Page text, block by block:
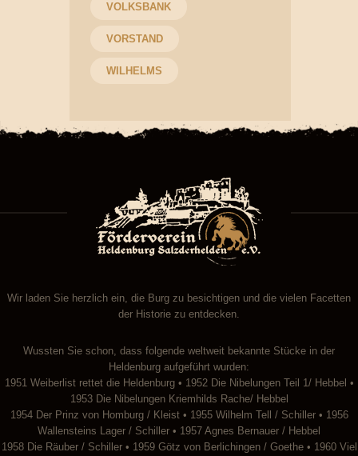
VOLKSBANK
VORSTAND
WILHELMS
Wir laden Sie herzlich ein, die Burg zu besichtigen und die vielen Facetten
der Historie zu entdecken.
Wussten Sie schon, dass folgende weltweit bekannte Stücke in der
Heldenburg aufgeführt wurden:
1951 Weiberlist rettet die Heldenburg • 1952 Die Nibelungen Teil 1/ Hebbel •
1953 Die Nibelungen Kriemhilds Rache/ Hebbel
1954 Der Prinz von Homburg / Kleist • 1955 Wilhelm Tell / Schiller • 1956
Wallensteins Lager / Schiller • 1957 Agnes Bernauer / Hebbel
1958 Die Räuber / Schiller • 1959 Götz von Berlichingen / Goethe • 1960 Viel